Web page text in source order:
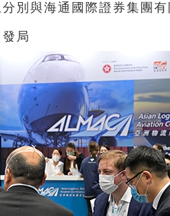
別與海通國際證券集團
局